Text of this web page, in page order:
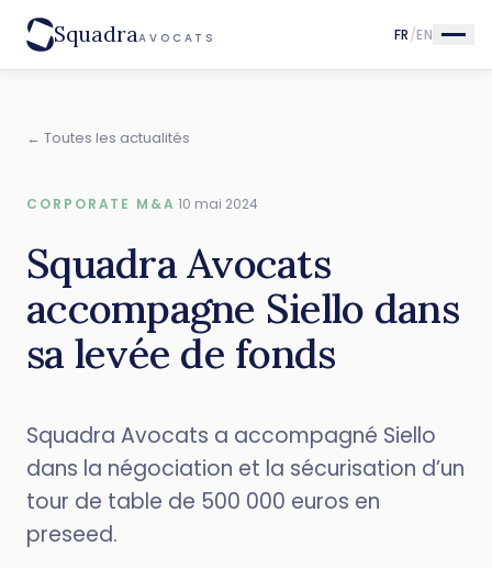
SquadraAVOCATS FR/EN
← Toutes les actualités
CORPORATE M&A ·10 mai 2024
Squadra Avocats
accompagne Siello dans
sa levée de fonds
Squadra Avocats a accompagné Siello
dans la négociation et la sécurisation d’un
tour de table de 500 000 euros en
preseed.